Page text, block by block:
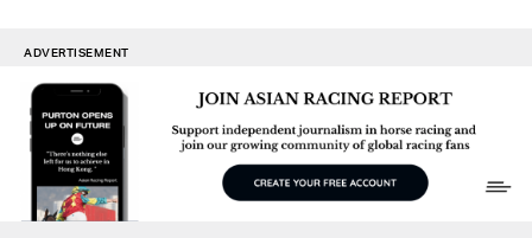
ADVERTISEMENT